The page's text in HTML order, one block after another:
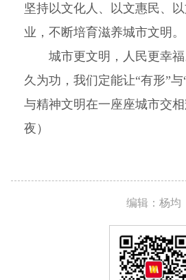
坚持以文化人、以文惠民、
业，不断培育滋养城市文明。
城市更文明，人民更幸福
久为功，我们定能让“有形”
与精神文明在一座座城市交
夜）
编辑：杨均